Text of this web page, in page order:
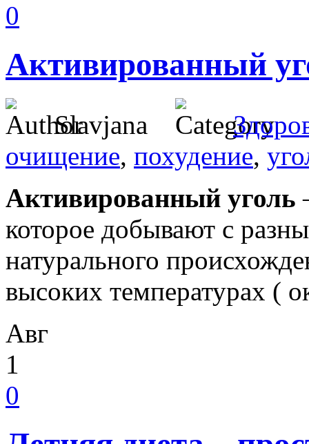
0
Активированный
Slavjana
очищение, похудение,
Активированный уголь
которое добывают с
натурального
высоких температурах (
Авг
1
0